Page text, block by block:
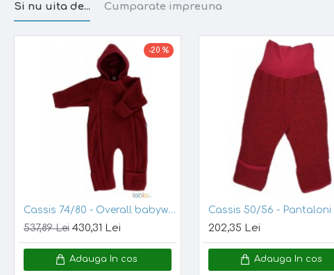
-talie inalta- excelenti pentru copilasii purtatori de scutece
babywearing
- mansete generoase, ce pot fi indoite
- foartecomozi - excelenti pentru casa sau exterior
grosi - perfecti pentru sezonul rece, tin de cald fara
Atentie, marimile sunt foarte generoase!
Varsta
0 - 3 luni
3 - 6 luni
6 - 12 luni
Si nu uita de... Cumparate impreuna
-20 %
Cassis 74/80 - Overall babywearing din lana merinos organica - wool fleece - Iobio
537,89 Lei 430,31 Lei
Adauga In cos
202,35 Lei
Adauga In cos